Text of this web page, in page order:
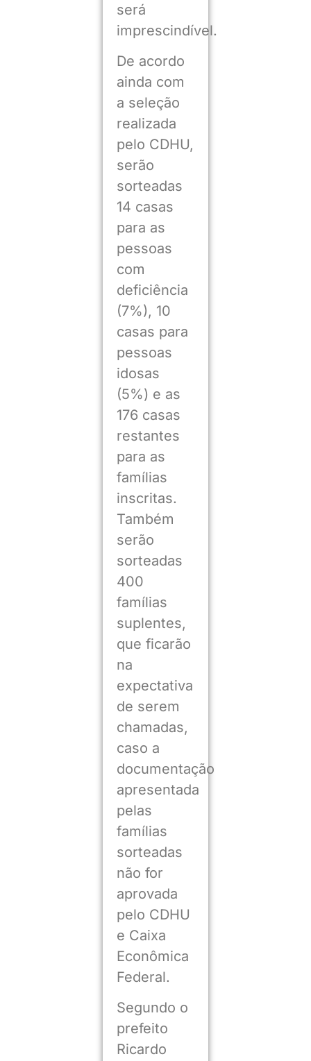
será
imprescindível.
De acordo
ainda com
a seleção
realizada
pelo CDHU,
serão
sorteadas
14 casas
para as
pessoas
com
deficiência
(7%), 10
casas para
pessoas
idosas
(5%) e as
176 casas
restantes
para as
famílias
inscritas.
Também
serão
sorteadas
400
famílias
suplentes,
que ficarão
na
expectativa
de serem
chamadas,
caso a
documentação
apresentada
pelas
famílias
sorteadas
não for
aprovada
pelo CDHU
e Caixa
Econômica
Federal.
Segundo o
prefeito
Ricardo